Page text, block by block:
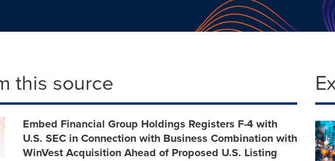
this source
Embed Financial Group Holdings Registers F-4 with
U.S. SEC in Connection with Business Combination with
WinVest Acquisition Ahead of Proposed U.S. Listing